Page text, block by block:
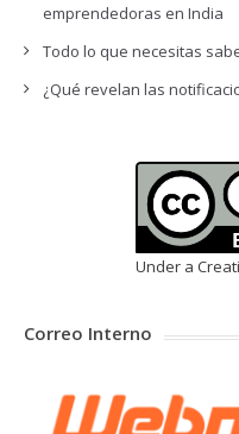
emprendedoras en India
Todo lo que necesitas
¿Qué revelan las
Under a
Correo Interno